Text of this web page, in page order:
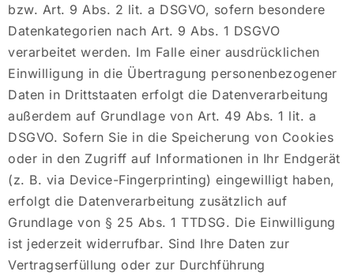
bzw. Art. 9 Abs. 2 lit. a DSGVO, sofern besondere
Datenkategorien nach Art. 9 Abs. 1 DSGVO
verarbeitet werden. Im Falle einer ausdrücklichen
Einwilligung in die Übertragung personenbezogener
Daten in Drittstaaten erfolgt die Datenverarbeitung
außerdem auf Grundlage von Art. 49 Abs. 1 lit. a
DSGVO. Sofern Sie in die Speicherung von Cookies
oder in den Zugriff auf Informationen in Ihr Endgerät
(z. B. via Device-Fingerprinting) eingewilligt haben,
erfolgt die Datenverarbeitung zusätzlich auf
Grundlage von § 25 Abs. 1 TTDSG. Die Einwilligung
ist jederzeit widerrufbar. Sind Ihre Daten zur
Vertragserfüllung oder zur Durchführung